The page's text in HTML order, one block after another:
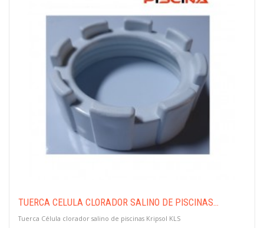
TUERCA CÉLULA CLORADOR SALINO DE PISCINAS...
Tuerca Célula clorador salino de piscinas Kripsol KLS